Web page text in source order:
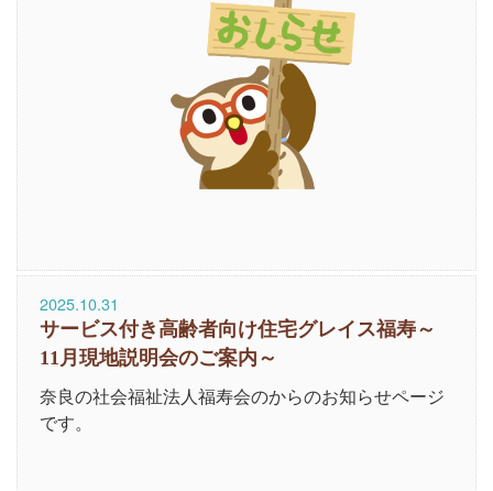
2025.10.31
サービス付き高齢者向け住宅グレイス福寿～
11月現地説明会のご案内～
奈良の社会福祉法人福寿会のからのお知らせページ
です。